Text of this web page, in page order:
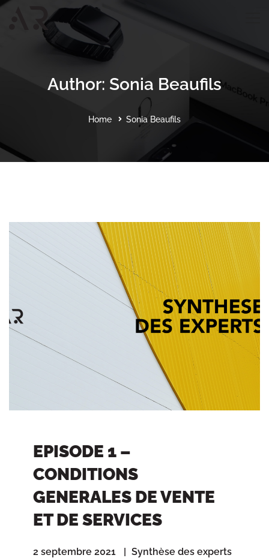
Author: Sonia Beaufils
Home Sonia Beaufils
EPISODE 1 –
CONDITIONS
GENERALES DE VENTE
ET DE SERVICES
2 septembre 2021 Synthèse des experts